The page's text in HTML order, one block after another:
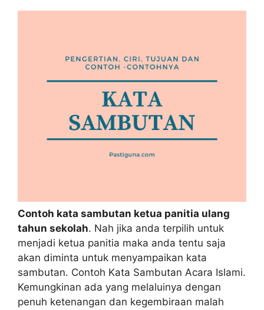
Contoh kata sambutan ketua panitia ulang
tahun sekolah. Nah jika anda terpilih untuk
menjadi ketua panitia maka anda tentu saja
akan diminta untuk menyampaikan kata
sambutan. Contoh Kata Sambutan Acara Islami.
Kemungkinan ada yang melaluinya dengan
penuh ketenangan dan kegembiraan malah